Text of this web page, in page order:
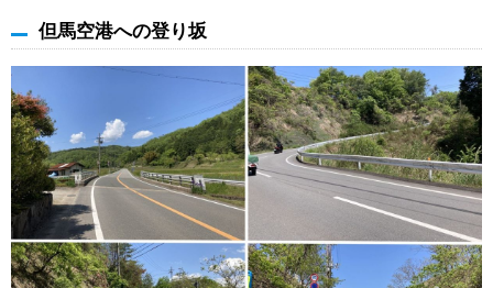
但馬空港への登り坂